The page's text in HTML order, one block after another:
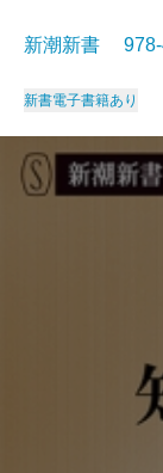
新潮新書
新書電子書籍あり